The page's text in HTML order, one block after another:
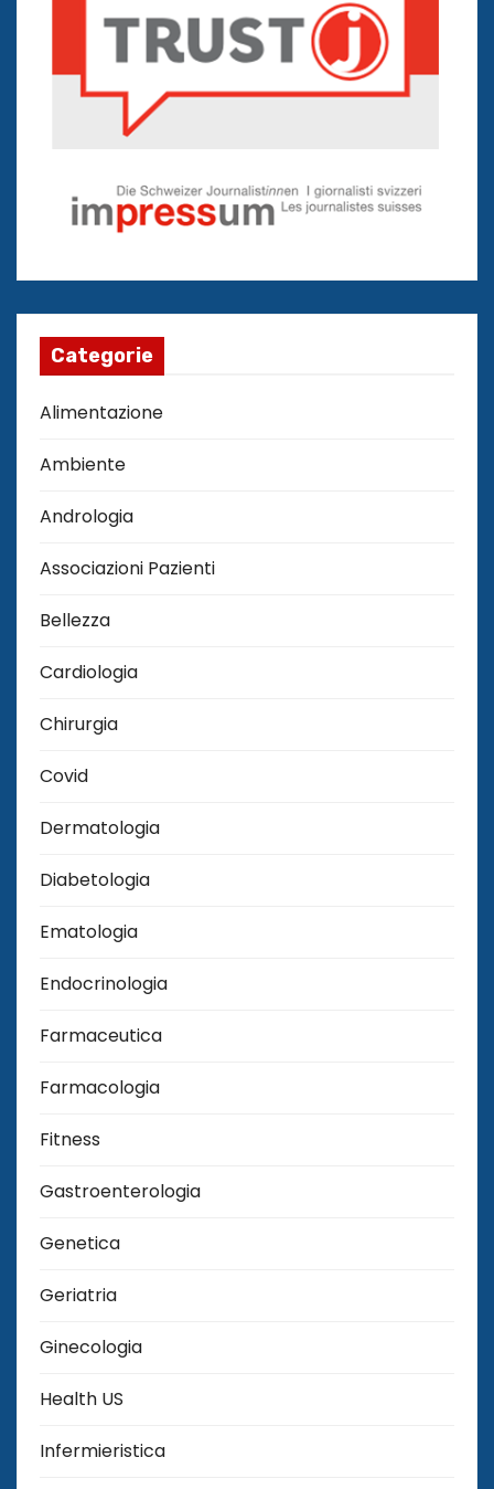
Categorie
Alimentazione
Ambiente
Andrologia
Associazioni Pazienti
Bellezza
Cardiologia
Chirurgia
Covid
Dermatologia
Diabetologia
Ematologia
Endocrinologia
Farmaceutica
Farmacologia
Fitness
Gastroenterologia
Genetica
Geriatria
Ginecologia
Health US
Infermieristica